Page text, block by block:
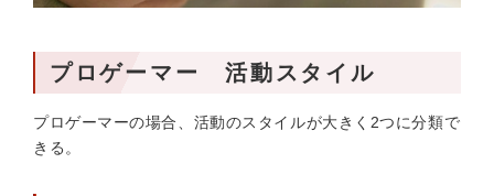
プロゲーマー 活動スタイル
プロゲーマーの場合、活動のスタイルが大きく2つに分類で
きる。